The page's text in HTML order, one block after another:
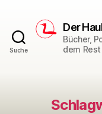
Suche
Der
Bücher,
dem